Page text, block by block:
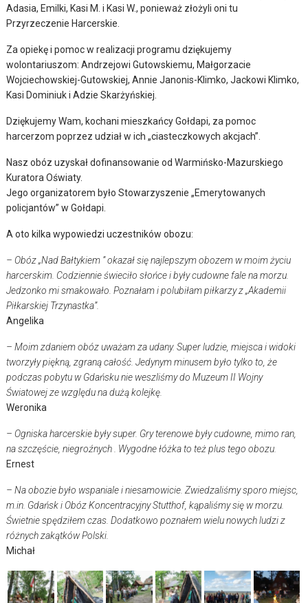
Adasia, Emilki, Kasi M. i Kasi W., ponieważ złożyli oni tu
Przyrzeczenie Harcerskie.
Za opiekę i pomoc w realizacji programu dziękujemy
wolontariuszom: Andrzejowi Gutowskiemu, Małgorzacie
Wojciechowskiej-Gutowskiej, Annie Janonis-Klimko, Jackowi Klimko,
Kasi Dominiuk i Adzie Skarżyńskiej.
Dziękujemy Wam, kochani mieszkańcy Gołdapi, za pomoc
harcerzom poprzez udział w ich „ciasteczkowych akcjach”.
Nasz obóz uzyskał dofinansowanie od Warmińsko-Mazurskiego
Kuratora Oświaty.
Jego organizatorem było Stowarzyszenie „Emerytowanych
policjantów” w Gołdapi.
A oto kilka wypowiedzi uczestników obozu:
– Obóz „Nad Bałtykiem ” okazał się najlepszym obozem w moim życiu
harcerskim. Codziennie świeciło słońce i były cudowne fale na morzu.
Jedzonko mi smakowało. Poznałam i polubiłam piłkarzy z „Akademii
Piłkarskiej Trzynastka”.
Angelika
– Moim zdaniem obóz uważam za udany. Super ludzie, miejsca i widoki
tworzyły piękną, zgraną całość. Jedynym minusem było tylko to, że
podczas pobytu w Gdańsku nie weszliśmy do Muzeum II Wojny
Światowej ze względu na dużą kolejkę.
Weronika
– Ogniska harcerskie były super. Gry terenowe były cudowne, mimo ran,
na szczęście, niegroźnych . Wygodne łóżka to też plus tego obozu.
Ernest
– Na obozie było wspaniale i niesamowicie. Zwiedzaliśmy sporo miejsc,
m.in. Gdańsk i Obóz Koncentracyjny Stutthof, kąpaliśmy się w morzu.
Świetnie spędziłem czas. Dodatkowo poznałem wielu nowych ludzi z
różnych zakątków Polski.
Michał